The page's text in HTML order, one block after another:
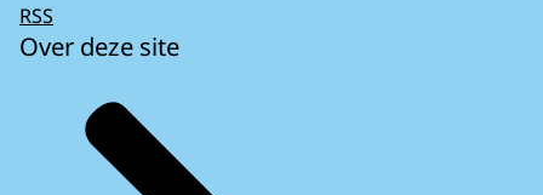
RSS
Over deze site